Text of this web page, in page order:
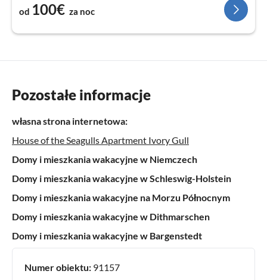
od 100€ za noc
Pozostałe informacje
własna strona internetowa:
House of the Seagulls Apartment Ivory Gull
Domy i mieszkania wakacyjne w Niemczech
Domy i mieszkania wakacyjne w Schleswig-Holstein
Domy i mieszkania wakacyjne na Morzu Północnym
Domy i mieszkania wakacyjne w Dithmarschen
Domy i mieszkania wakacyjne w Bargenstedt
Numer obiektu: 91157